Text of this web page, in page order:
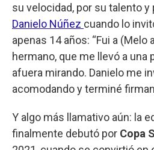
su velocidad, por su talento
Danielo Núñez cuando lo
apenas 14 años: “Fui a (Melo
hermano, que me llevó a una
afuera mirando. Danielo me
acomodando y terminé
Y algo más llamativo aún: la
finalmente debutó por Copa